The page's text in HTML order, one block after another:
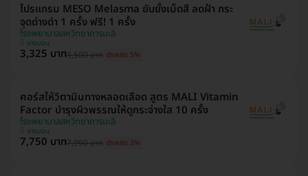
โปรแกรม MESO Melasma ยับยั้งเม็ดสี ลดฝ้า กระ
จุดด่างดำ 1 ครั้ง ฟรี! 1 ครั้ง
โรงพยาบาลสหวิทยาการมะลิ
บางบอน
3,325 บาท3,500 บาท ประหยัด 5%
คอร์สให้วิตามินทางหลอดเลือด สูตร MALI Vitamin
Factor บำรุงผิวพรรณให้ดูกระจ่างใส 10 ครั้ง
โรงพยาบาลสหวิทยาการมะลิ
บางบอน
7,750 บาท7,990 บาท ประหยัด 3%